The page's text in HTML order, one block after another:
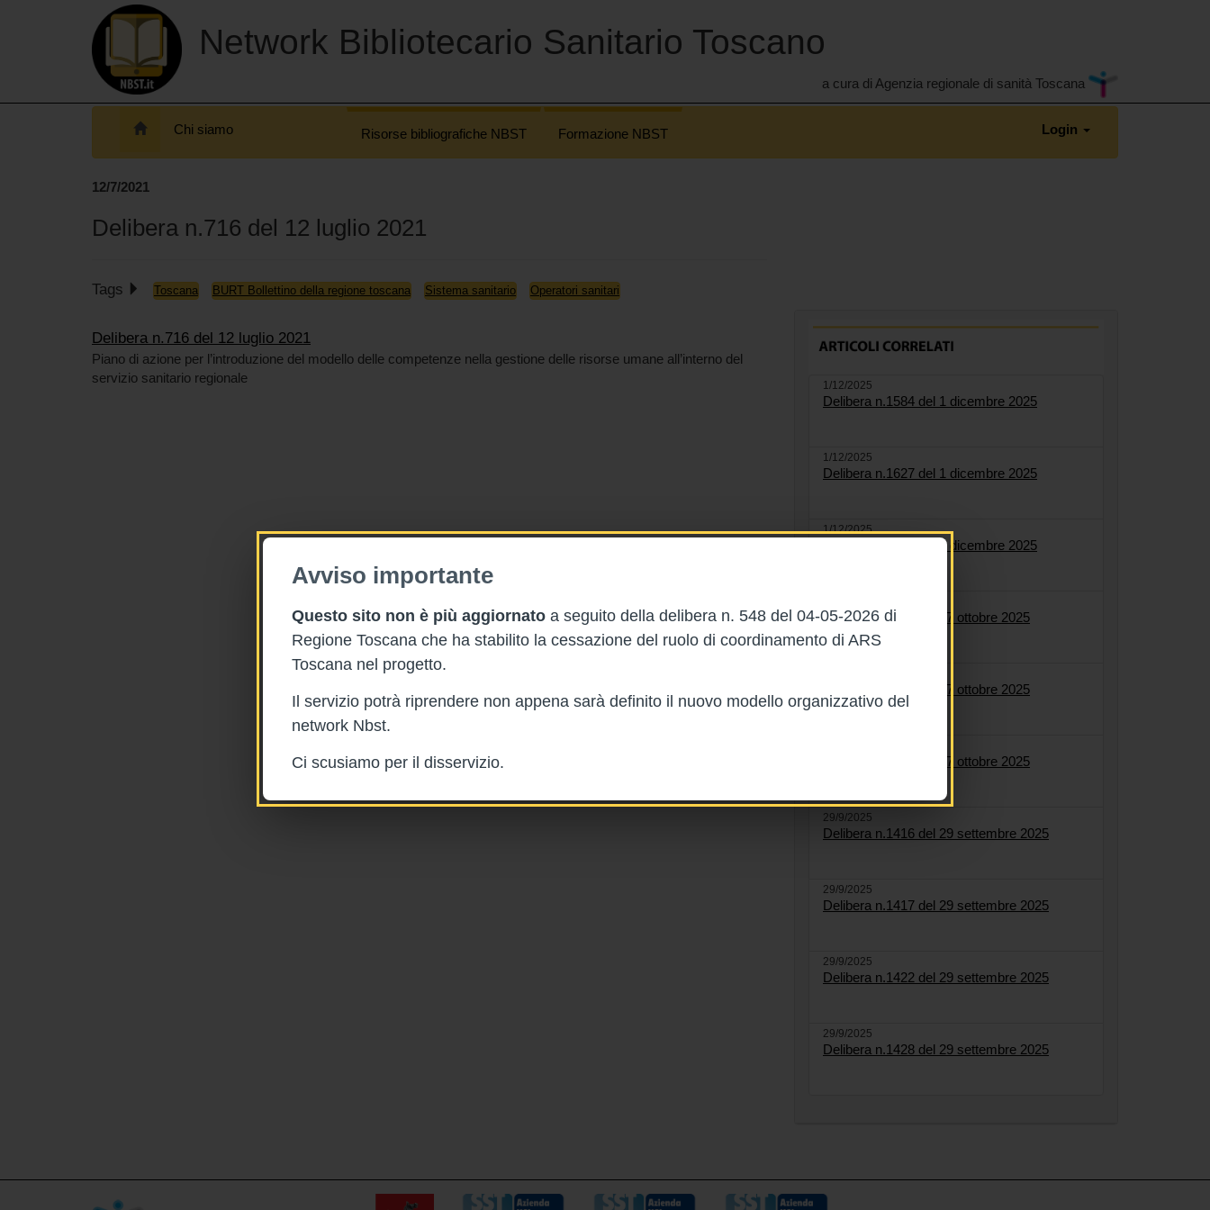
Avviso importante
Questo sito non è più aggiornato a seguito della delibera n. 548 del 04-05-2026 di
Regione Toscana che ha stabilito la cessazione del ruolo di coordinamento di ARS
Toscana nel progetto.
Il servizio potrà riprendere non appena sarà definito il nuovo modello organizzativo del
network Nbst.
Ci scusiamo per il disservizio.
Network Bibliotecario Sanitario Toscano
a cura di Agenzia regionale di sanità Toscana
Chi siamo Risorse bibliografiche NBST Formazione NBST Login
12/7/2021
Delibera n.716 del 12 luglio 2021
Tags Toscana BURT Bollettino della regione toscana Sistema sanitario Operatori sanitari
Delibera n.716 del 12 luglio 2021
Piano di azione per l’introduzione del modello delle competenze nella gestione delle risorse umane all’interno del
servizio sanitario regionale
1/12/2025
Delibera n.1584 del 1 dicembre 2025
1/12/2025
Delibera n.1627 del 1 dicembre 2025
1/12/2025
Delibera n.1622 del 1 dicembre 2025
Delibera n.1564 del 27 ottobre 2025
Delibera n.1558 del 27 ottobre 2025
Delibera n.1561 del 27 ottobre 2025
29/9/2025
Delibera n.1416 del 29 settembre 2025
29/9/2025
Delibera n.1417 del 29 settembre 2025
29/9/2025
Delibera n.1422 del 29 settembre 2025
29/9/2025
Delibera n.1428 del 29 settembre 2025